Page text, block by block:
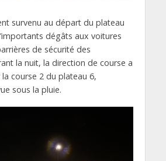
survenu au départ du plateau
dégâts aux voitures
de sécurité des
la nuit, la direction de course a
la course 2 du plateau 6,
sous la pluie.